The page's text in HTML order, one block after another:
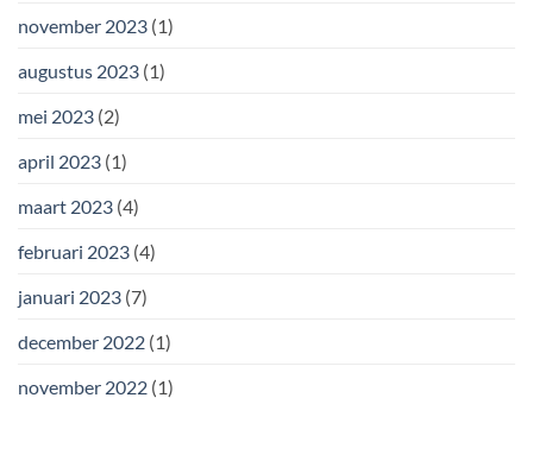
november 2023 (1)
augustus 2023 (1)
mei 2023 (2)
april 2023 (1)
maart 2023 (4)
februari 2023 (4)
januari 2023 (7)
december 2022 (1)
november 2022 (1)